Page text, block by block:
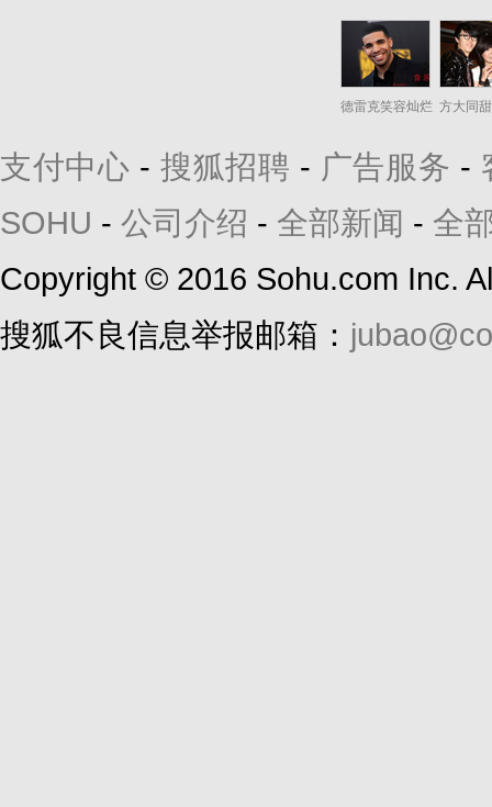
德雷克笑容灿烂 方大同
支付中心 - 搜狐招聘 - 广告服务 -
SOHU - 公司介绍 - 全部新闻 - 全
Copyright © 2016 Sohu.com Inc.
搜狐不良信息举报邮箱：